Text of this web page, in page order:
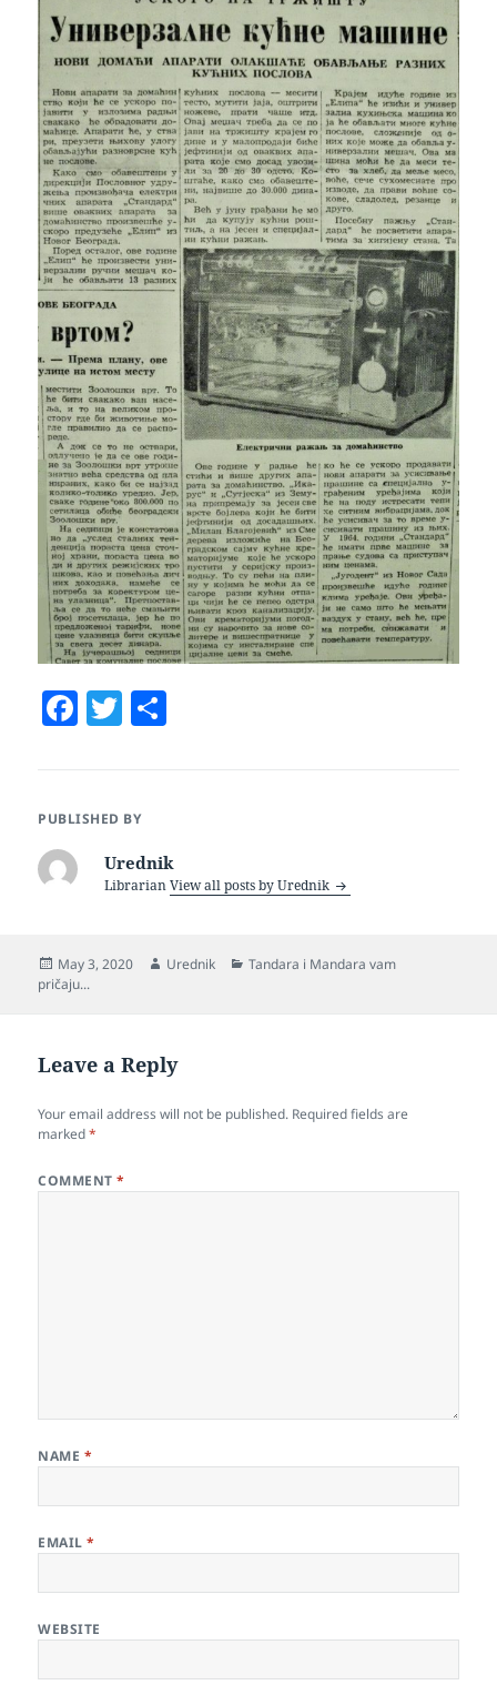
F
e
k
T
er
PUBLISHED BY
Urednik
LibrarianView all posts by Urednik
Posted
on
May 3, 2020 Author
Urednik Categories
Tandara i Mandara vam
pričaju...
Leave a Reply
Your email address will not be published. Required fields are
marked*
COMMENT*
NAME *
EMAIL*
WEBSITE